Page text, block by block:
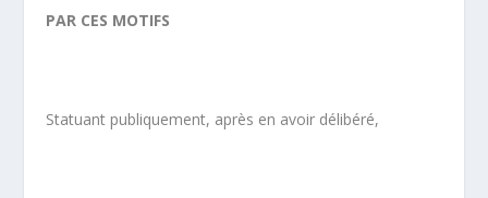
PAR CES MOTIFS
Statuant publiquement, après en avoir délibéré,